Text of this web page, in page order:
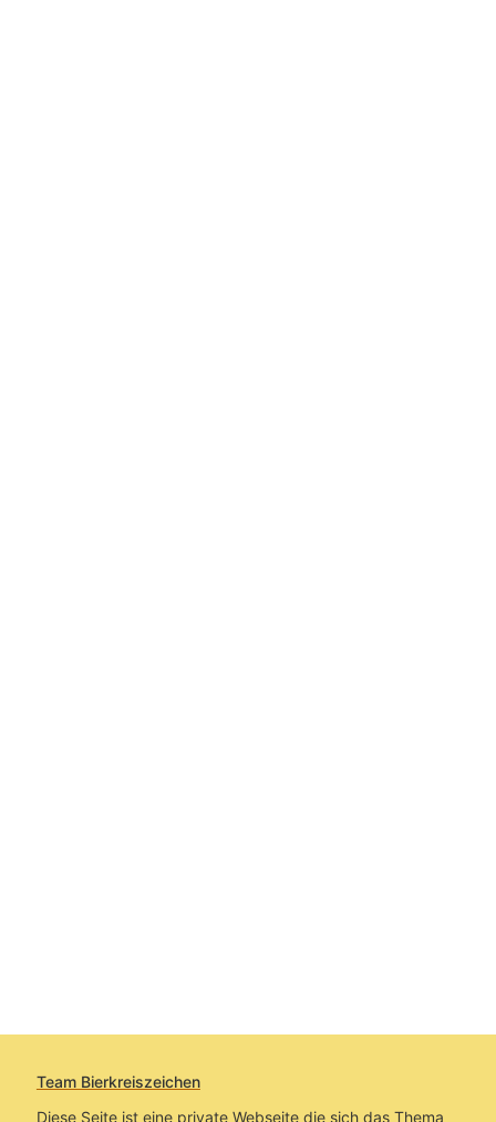
Team Bierkreiszeichen
Diese Seite ist eine private Webseite die sich das Thema